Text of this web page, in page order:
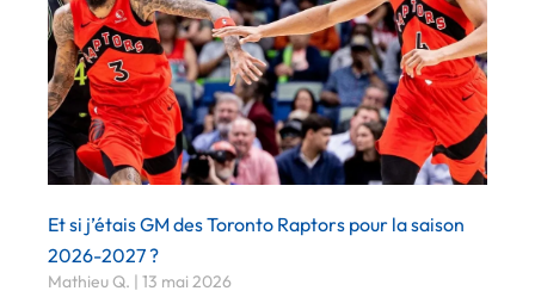
Et si j’étais GM des Toronto Raptors pour la saison
2026-2027 ?
Mathieu Q. 13 mai 2026